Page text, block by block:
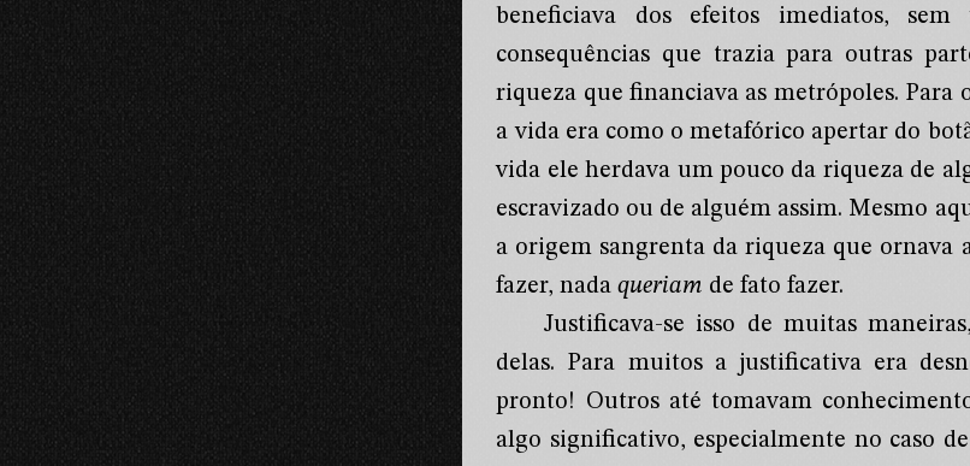
beneficiava dos efeitos imediatos,
consequências que trazia para outras
riqueza que financiava as metrópoles. Para
a vida era como o metafórico apertar do
vida ele herdava um pouco da riqueza de
escravizado ou de alguém assim. Mesmo
a origem sangrenta da riqueza que ornava
fazer, nadaqueriam de fato fazer.
Justificava-se isso de muitas
delas. Para muitos a justificativa era
pronto! Outros até tomavam
algo significativo, especialmente no caso